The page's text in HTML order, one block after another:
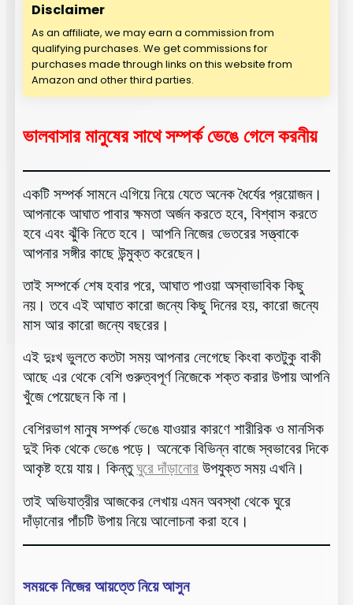
Disclaimer
As an affiliate, we may earn a commission from
qualifying purchases. We get commissions for
purchases made through links on this website from
Amazon and other third parties.
ভালবাসার মানুষের সাথে সম্পর্ক ভেঙে গেলে করনীয়
একটি সম্পর্ক সামনে এগিয়ে নিয়ে যেতে অনেক ধৈর্যের প্রয়োজন।
আপনাকে আঘাত পাবার ক্ষমতা অর্জন করতে হবে, বিশ্বাস করতে
হবে এবং ঝুঁকি নিতে হবে। আপনি নিজের ভেতরের সত্ত্বাকে
আপনার সঙ্গীর কাছে উন্মুক্ত করেছেন।
তাই সম্পর্কে শেষ হবার পরে, আঘাত পাওয়া অস্বাভাবিক কিছু
নয়। তবে এই আঘাত কারো জন্যে কিছু দিনের হয়, কারো জন্যে
মাস আর কারো জন্যে বছরের।
এই দুঃখ ভুলতে কতটা সময় আপনার লেগেছে কিংবা কতটুকু বাকী
আছে এর থেকে বেশি গুরুত্বপূর্ণ নিজেকে শক্ত করার উপায় আপনি
খুঁজে পেয়েছেন কি না।
বেশিরভাগ মানুষ সম্পর্ক ভেঙে যাওয়ার কারণে শারীরিক ও মানসিক
দুই দিক থেকে ভেঙে পড়ে। অনেকে বিভিন্ন বাজে স্বভাবের দিকে
আকৃষ্ট হয়ে যায়। কিন্তুঘুরে দাঁড়ানোর উপযুক্ত সময় এখনি।
তাই অভিযাত্রীর আজকের লেখায় এমন অবস্থা থেকে ঘুরে
দাঁড়ানোর পাঁচটি উপায় নিয়ে আলোচনা করা হবে।
সময়কে নিজের আয়ত্তে নিয়ে আসুন